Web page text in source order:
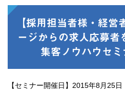
【採用担当者様・経営
ージからの求人応募者
集客ノウハウセ
【セミナー開催日】2015年8月25日